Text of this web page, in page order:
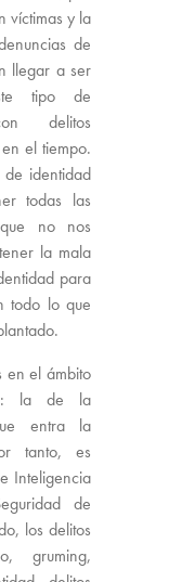
víctimas y la
de
llegar a ser
tipo de
delitos
el tiempo.
de identidad
todas las
no nos
la mala
para
todo lo que
en el ámbito
la de la
entra la
tanto, es
Inteligencia
de
los delitos
gruming,